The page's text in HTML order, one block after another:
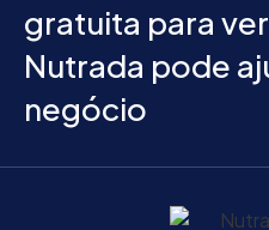
gratuita para
Nutrada pode
negócio
Início